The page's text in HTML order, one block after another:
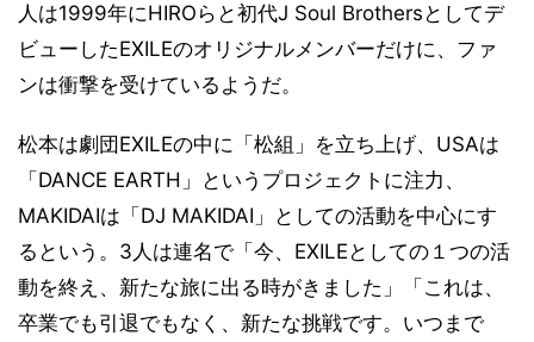
人は1999年にHIROらと初代J Soul Brothersとしてデ
ビューしたEXILEのオリジナルメンバーだけに、ファ
ンは衝撃を受けているようだ。
松本は劇団EXILEの中に「松組」を立ち上げ、USAは
「DANCE EARTH」というプロジェクトに注力、
MAKIDAIは「DJ MAKIDAI」としての活動を中心にす
るという。3人は連名で「今、EXILEとしての１つの活
動を終え、新たな旅に出る時がきました」「これは、
卒業でも引退でもなく、新たな挑戦です。いつまで